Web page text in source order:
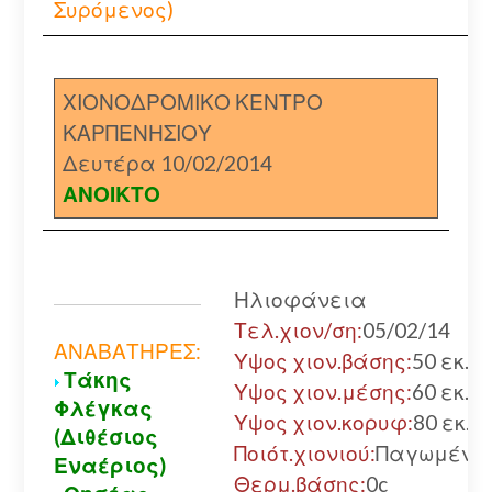
Συρόμενος)
ΧΙΟΝΟΔΡΟΜΙΚΟ ΚΕΝΤΡΟ
ΚΑΡΠΕΝΗΣΙΟΥ
Δευτέρα 10/02/2014
ΑΝΟΙΚΤΟ
ΑΝΑΒΑΤΗΡΕΣ:
Τάκης
Φλέγκας
(Διθέσιος
Εναέριος)
Ηλιοφάνεια
Τελ.χιον/ση:05/02/14
Υψος χιον.βάσης:50 εκ.
Υψος χιον.μέσης:60 εκ.
Υψος χιον.κορυφ:80 εκ.
Ποιότ.χιονιού:Παγωμένο
Θερμ.βάσης:0c